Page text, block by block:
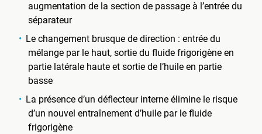
augmentation de la section de passage à l’entrée du
séparateur
Le changement brusque de direction : entrée du
mélange par le haut, sortie du fluide frigorigène en
partie latérale haute et sortie de l’huile en partie
basse
La présence d’un déflecteur interne élimine le risque
d’un nouvel entraînement d’huile par le fluide
frigorigène